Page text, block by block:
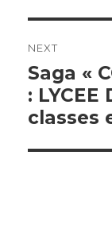
NEXT
Next
post:
Saga «
: LYCEE
classes